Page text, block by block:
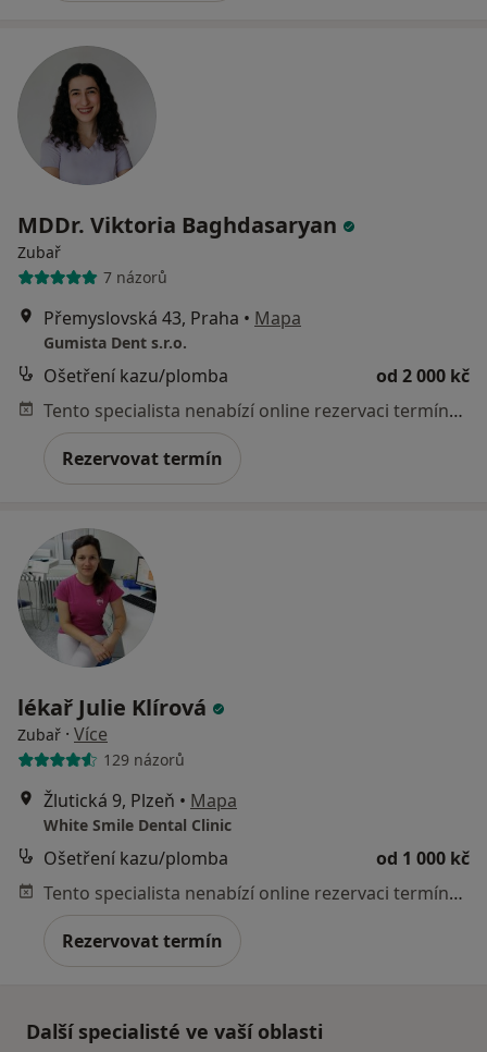
MDDr. Viktoria Baghdasaryan
Zubař
7 názorů
Přemyslovská 43, Praha • Mapa
Gumista Dent s.r.o.
Ošetření kazu/plomba
od 2 000 kč
Tento specialista nenabízí online rezervaci termínu na této adrese.
Rezervovat termín
lékař Julie Klírová
Zubař · Více
129 názorů
Žlutická 9, Plzeň • Mapa
White Smile Dental Clinic
Ošetření kazu/plomba
od 1 000 kč
Tento specialista nenabízí online rezervaci termínu na této adrese.
Rezervovat termín
Další specialisté ve vaší oblasti